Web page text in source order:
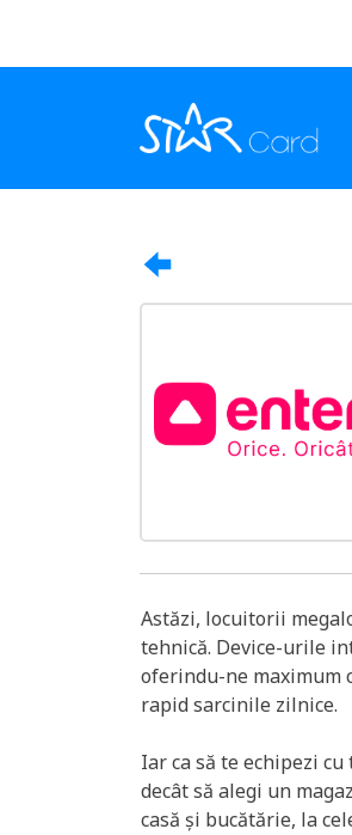
Astăzi, locuitorii
tehnică. Device-urile
oferindu-ne maximum
rapid sarcinile zilnice.
Iar ca să te echipezi
decât să alegi un
casă și bucătărie, la